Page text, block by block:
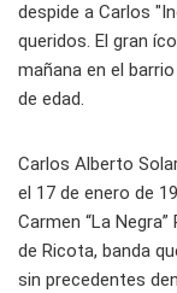
despide a Carlos
queridos. El gran
mañana en el
de edad.
Carlos Alberto
el 17 de enero de
Carmen “La
de Ricota, banda
sin precedentes